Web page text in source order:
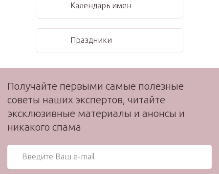
Календарь имен
Праздники
Получайте первыми самые полезные
советы наших экспертов, читайте
эксклюзивные материалы и анонсы и
никакого спама